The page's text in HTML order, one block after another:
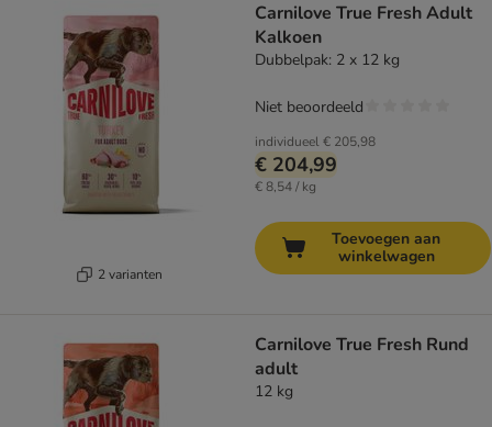
2 varianten
Carnilove True Fresh Adult
Kalkoen
Dubbelpak: 2 x 12 kg
individueel€ 205,98
€ 204,99
€ 8,54 / kg
Niet beoordeeld
Toevoegen aan
winkelwagen
Carnilove True Fresh Rund
adult
12 kg